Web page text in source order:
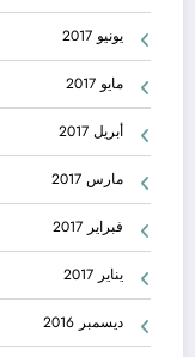
يونيو 2017
مايو 2017
أبريل 2017
مارس 2017
فبراير 2017
يناير 2017
ديسمبر 2016